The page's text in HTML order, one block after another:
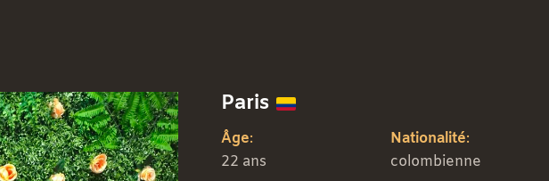
Paris
Âge:
22 ans
Nationalité:
colombienne